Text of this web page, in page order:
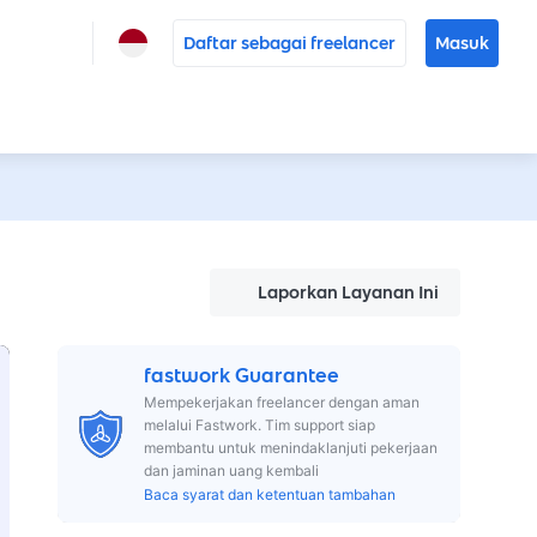
Daftar sebagai freelancer Masuk
Laporkan Layanan Ini
fastwork Guarantee
Mempekerjakan freelancer dengan aman
melalui Fastwork. Tim support siap
membantu untuk menindaklanjuti pekerjaan
dan jaminan uang kembali
Baca syarat dan ketentuan tambahan